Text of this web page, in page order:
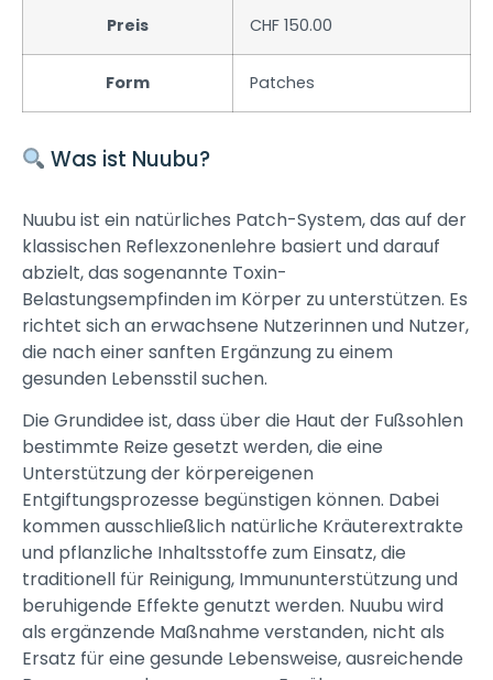
Preis CHF 150.00
Form Patches
Was ist Nuubu?
Nuubu ist ein natürliches Patch-System, das auf der
klassischen Reflexzonenlehre basiert und darauf
abzielt, das sogenannte Toxin-
Belastungsempfinden im Körper zu unterstützen. Es
richtet sich an erwachsene Nutzerinnen und Nutzer,
die nach einer sanften Ergänzung zu einem
gesunden Lebensstil suchen.
Die Grundidee ist, dass über die Haut der Fußsohlen
bestimmte Reize gesetzt werden, die eine
Unterstützung der körpereigenen
Entgiftungsprozesse begünstigen können. Dabei
kommen ausschließlich natürliche Kräuterextrakte
und pflanzliche Inhaltsstoffe zum Einsatz, die
traditionell für Reinigung, Immununterstützung und
beruhigende Effekte genutzt werden. Nuubu wird
als ergänzende Maßnahme verstanden, nicht als
Ersatz für eine gesunde Lebensweise, ausreichende